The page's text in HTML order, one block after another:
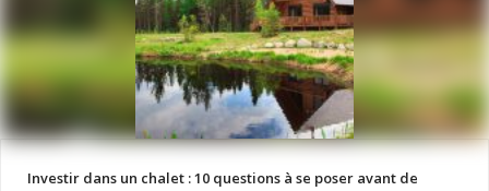
Investir dans un chalet : 10 questions à se poser avant de